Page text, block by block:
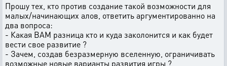
Прошу тех, кто против создание такой возможности для
малых/начинающих алов, ответить аргументированно на
два вопроса:
- Какая ВАМ разница кто и куда заколонится и как будет
вести свое развитие ?
- Зачем, создав безразмерную вселенную, ограничивать
возможные новые варианты развития игры ?